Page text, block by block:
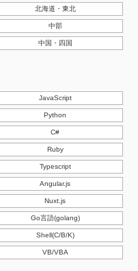
北海道・東北
中部
中国・四国
JavaScript
Python
C#
Ruby
Typescript
Angular.js
Nuxt.js
Go言語(golang)
Shell(C/B/K)
VB/VBA